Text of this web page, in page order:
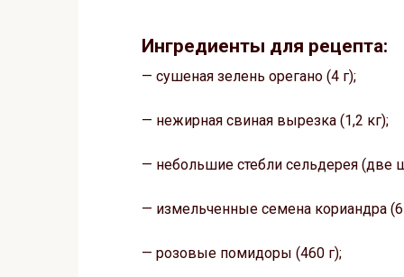
Ингредиенты для рецепта:
— сушеная зелень орегано (4 г);
— нежирная свиная вырезка (1,2 кг);
— небольшие стебли сельдерея (две
— измельченные семена кориандра (6
— розовые помидоры (460 г);